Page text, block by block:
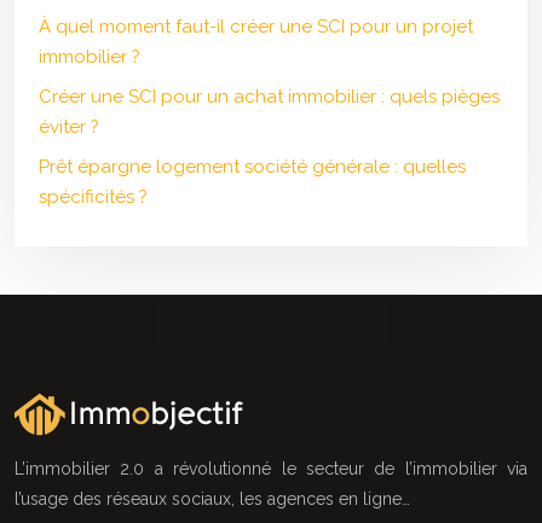
À quel moment faut-il créer une SCI pour un projet
immobilier ?
Créer une SCI pour un achat immobilier : quels pièges
éviter ?
Prêt épargne logement société générale : quelles
spécificités ?
L’immobilier 2.0 a révolutionné le secteur de l’immobilier via
l’usage des réseaux sociaux, les agences en ligne…